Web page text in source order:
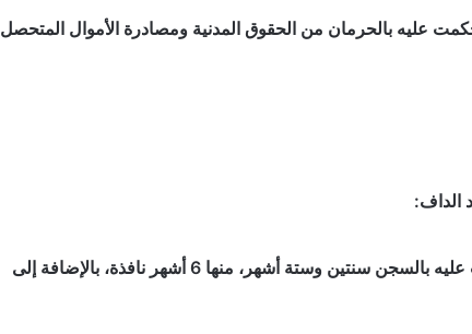
عليه بالحرمان من الحقوق المدنية ومصادرة الأموال المتحصل
الداف:
أدانته المحكمة بتهمة استغلال النفوذ، وحكمت عليه بالسجن سنتين وستة أشهر، منها 6 أشهر نافذة، بالإضافة إلى